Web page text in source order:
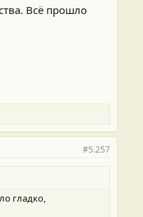
Всë прошло
#5.257
гладко,